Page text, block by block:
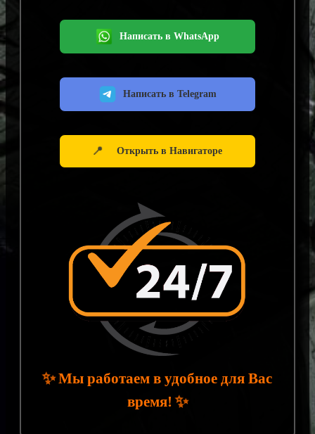
Написать в WhatsApp
Написать в Telegram
📍 Открыть в Навигаторе
✨Мы работаем в удобное для Вас
время!✨